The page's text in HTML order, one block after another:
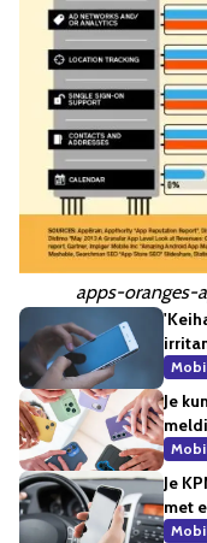
apps-oranges-
Je
Je
met